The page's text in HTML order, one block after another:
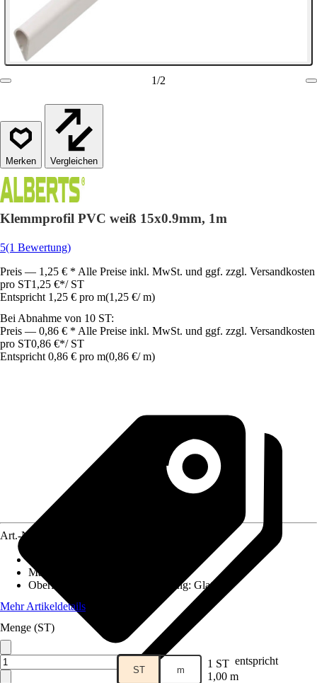
1/2
Vergleichen
Klemmprofil PVC weiß 15x0.9mm, 1m
5(1 Bewertung)
Preis — 1,25 € * Alle Preise inkl. MwSt. und ggf. zzgl. Versandkosten
pro ST1,25 €*/ ST
Entspricht 1,25 € pro m(1,25 €/ m)
Bei Abnahme von 10 ST:
Preis — 0,86 € * Alle Preise inkl. MwSt. und ggf. zzgl. Versandkosten
pro ST0,86 €*/ ST
Entspricht 0,86 € pro m(0,86 €/ m)
Art.-Nr.
Materialspezifizierung
Oberfläche/Oberflächenbehandlung: Glatt
Mehr Artikeldetails
Menge (ST)
ST m 1 ST entspricht
1,00 m